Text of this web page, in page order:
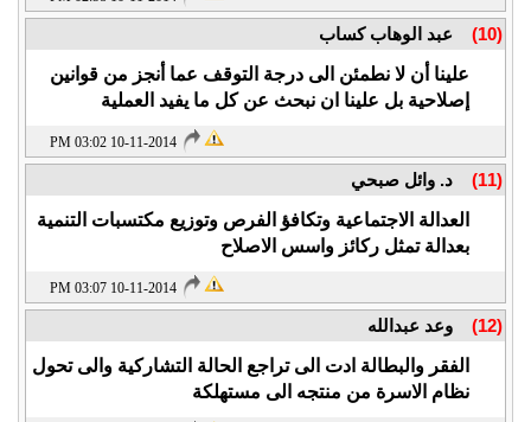
(10)
عبد الوهاب كساب
علينا أن لا نطمئن الى درجة التوقف عما أنجز من قوانين
إصلاحية بل علينا ان نبحث عن كل ما يفيد العملية
10-11-2014 03:02 PM
(11)
د. وائل صبحي
العدالة الاجتماعية وتكافؤ الفرص وتوزيع مكتسبات التنمية
بعدالة تمثل ركائز واسس الاصلاح
10-11-2014 03:07 PM
(12)
وعد عبدالله
الفقر والبطالة ادت الى تراجع الحالة التشاركية والى تحول
نظام الاسرة من منتجه الى مستهلكة